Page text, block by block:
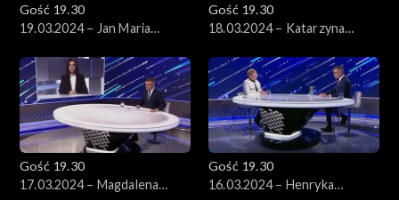
Gość 19.30
19.03.2024 – Jan Maria
Gość 19.30
18.03.2024 – Katarzyna
Gość 19.30
17.03.2024 – Magdalena
Gość 19.30
16.03.2024 – Henryka